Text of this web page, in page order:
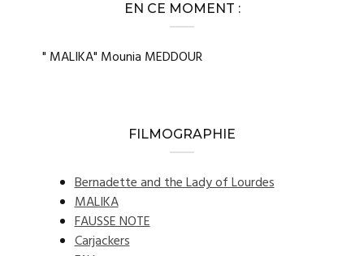
EN CE MOMENT :
" MALIKA" Mounia MEDDOUR
FILMOGRAPHIE
Bernadette and the Lady of Lourdes
MALIKA
FAUSSE NOTE
Carjackers